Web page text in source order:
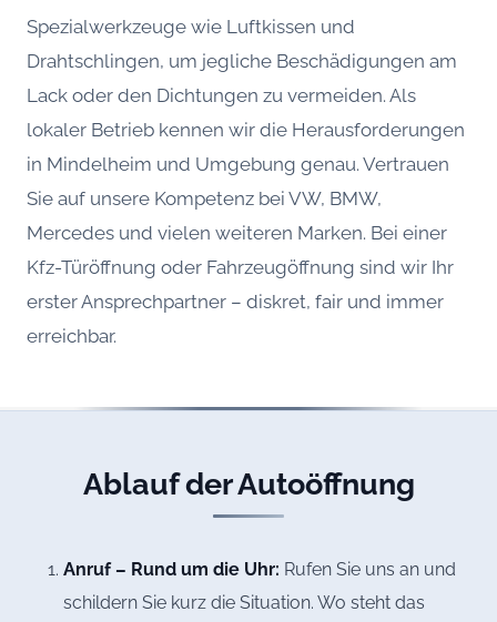
Spezialwerkzeuge wie Luftkissen und
Drahtschlingen, um jegliche Beschädigungen am
Lack oder den Dichtungen zu vermeiden. Als
lokaler Betrieb kennen wir die Herausforderungen
in Mindelheim und Umgebung genau. Vertrauen
Sie auf unsere Kompetenz bei VW, BMW,
Mercedes und vielen weiteren Marken. Bei einer
Kfz-Türöffnung oder Fahrzeugöffnung sind wir Ihr
erster Ansprechpartner – diskret, fair und immer
erreichbar.
Ablauf der Autoöffnung
Anruf – Rund um die Uhr: Rufen Sie uns an und
schildern Sie kurz die Situation. Wo steht das